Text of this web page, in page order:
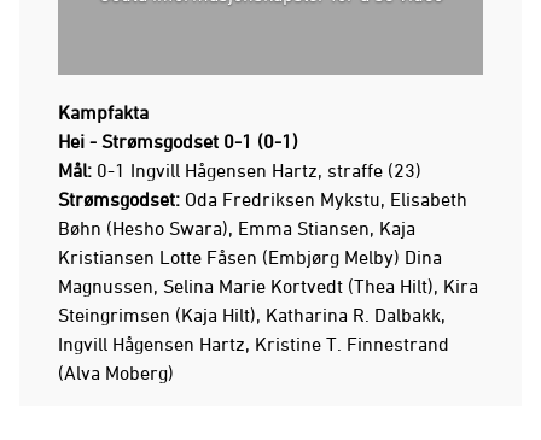
Kampfakta
Hei - Strømsgodset 0-1 (0-1)
Mål: 0-1 Ingvill Hågensen Hartz, straffe (23)
Strømsgodset: Oda Fredriksen Mykstu, Elisabeth
Bøhn (Hesho Swara), Emma Stiansen, Kaja
Kristiansen Lotte Fåsen (Embjørg Melby) Dina
Magnussen, Selina Marie Kortvedt (Thea Hilt), Kira
Steingrimsen (Kaja Hilt), Katharina R. Dalbakk,
Ingvill Hågensen Hartz, Kristine T. Finnestrand
(Alva Moberg)